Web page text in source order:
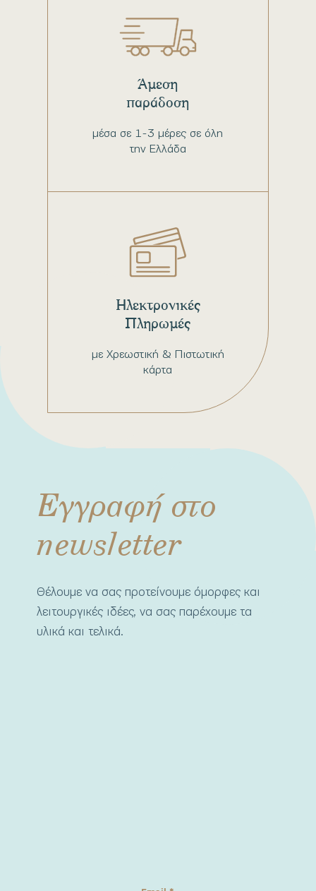
μέσα σε 1-3 μέρες σε όλη
την Ελλάδα
Άμεση
παράδοση
με Χρεωστική & Πιστωτική
κάρτα
Ηλεκτρονικές
Πληρωμές
Εγγραφή στο
newsletter
Θέλουμε να σας προτείνουμε όμορφες και
λειτουργικές ιδέες, να σας παρέχουμε τα
υλικά και τελικά.